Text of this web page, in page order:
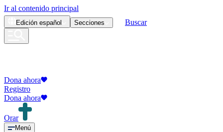
Ir al contenido principal
Edición español Secciones Buscar
Dona ahora
Registro
Dona ahora
Orar
Menú